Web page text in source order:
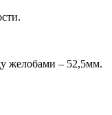
желобами – 52,5мм.